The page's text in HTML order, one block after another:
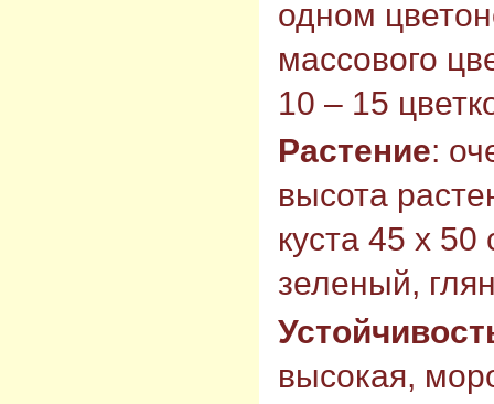
одном
массового
10 – 15
Растение:
высота
куста 45 х
зеленый,
высокая,